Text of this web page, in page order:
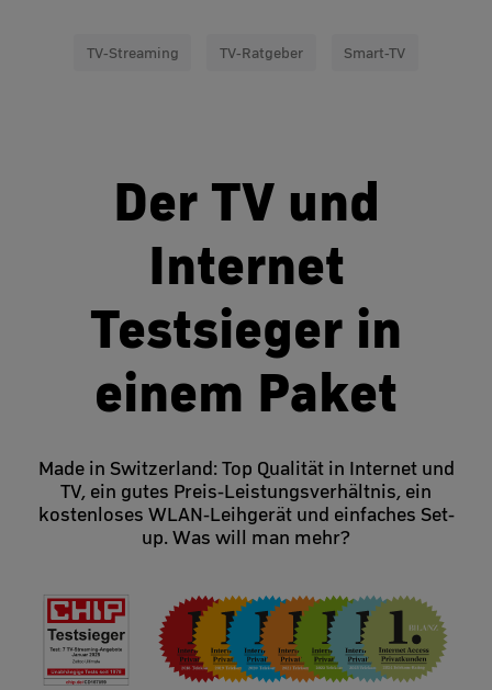
TV-Streaming TV-Ratgeber Smart-TV
Der TV und
Internet
Testsieger in
einem Paket
Made in Switzerland: Top Qualität in Internet und
TV, ein gutes Preis-Leistungsverhältnis, ein
kostenloses WLAN-Leihgerät und einfaches Set-
up. Was will man mehr?